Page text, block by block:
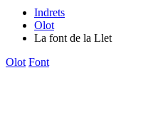
Indrets
Olot
La font de la Llet
Olot Font